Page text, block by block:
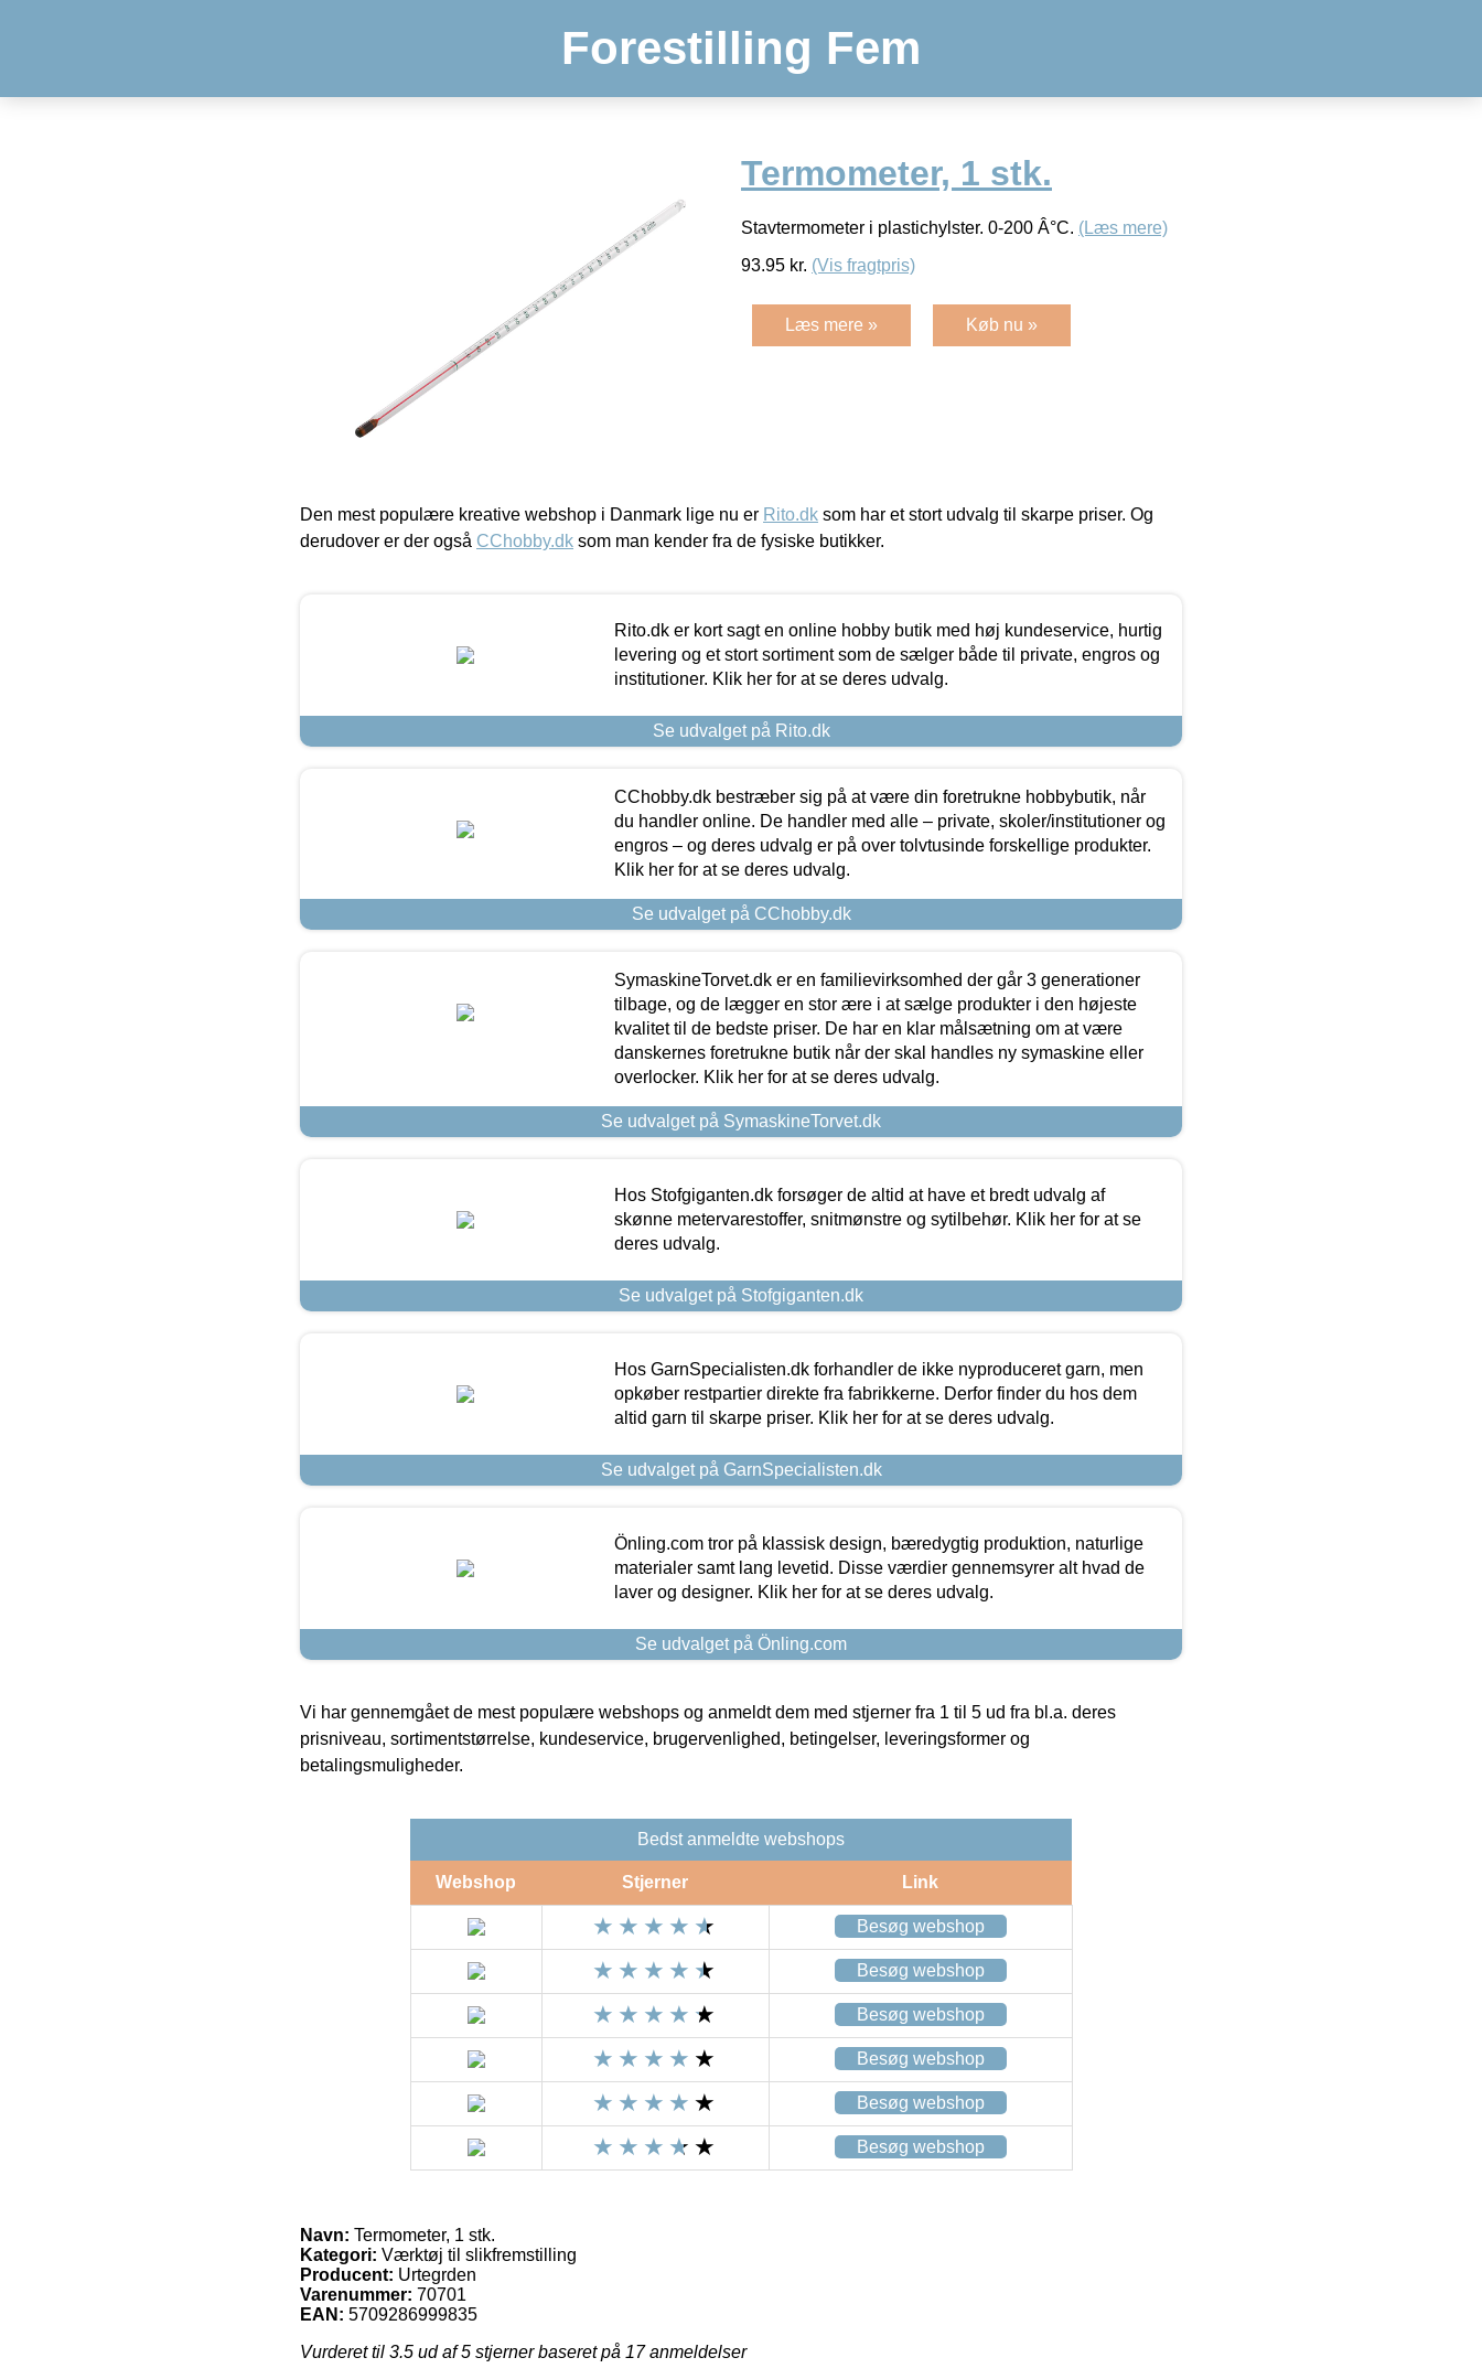
Forestilling Fem
Termometer, 1 stk.
Stavtermometer i plastichylster. 0-200 Â°C. (Læs mere)
93.95 kr. (Vis fragtpris)
Læs mere » Køb nu »
Den mest populære kreative webshop i Danmark lige nu er Rito.dk som har et stort udvalg til skarpe priser. Og
derudover er der også CChobby.dk som man kender fra de fysiske butikker.
Rito.dk er kort sagt en online hobby butik med høj kundeservice, hurtig
levering og et stort sortiment som de sælger både til private, engros og
institutioner. Klik her for at se deres udvalg.
Se udvalget på Rito.dk
CChobby.dk bestræber sig på at være din foretrukne hobbybutik, når
du handler online. De handler med alle – private, skoler/institutioner og
engros – og deres udvalg er på over tolvtusinde forskellige produkter.
Klik her for at se deres udvalg.
Se udvalget på CChobby.dk
SymaskineTorvet.dk er en familievirksomhed der går 3 generationer
tilbage, og de lægger en stor ære i at sælge produkter i den højeste
kvalitet til de bedste priser. De har en klar målsætning om at være
danskernes foretrukne butik når der skal handles ny symaskine eller
overlocker. Klik her for at se deres udvalg.
Se udvalget på SymaskineTorvet.dk
Hos Stofgiganten.dk forsøger de altid at have et bredt udvalg af
skønne metervarestoffer, snitmønstre og sytilbehør. Klik her for at se
deres udvalg.
Se udvalget på Stofgiganten.dk
Hos GarnSpecialisten.dk forhandler de ikke nyproduceret garn, men
opkøber restpartier direkte fra fabrikkerne. Derfor finder du hos dem
altid garn til skarpe priser. Klik her for at se deres udvalg.
Se udvalget på GarnSpecialisten.dk
Önling.com tror på klassisk design, bæredygtig produktion, naturlige
materialer samt lang levetid. Disse værdier gennemsyrer alt hvad de
laver og designer. Klik her for at se deres udvalg.
Se udvalget på Önling.com
Vi har gennemgået de mest populære webshops og anmeldt dem med stjerner fra 1 til 5 ud fra bl.a. deres
prisniveau, sortimentstørrelse, kundeservice, brugervenlighed, betingelser, leveringsformer og
betalingsmuligheder.
Bedst anmeldte webshops
Webshop Stjerner Link
Besøg webshop
Besøg webshop
Besøg webshop
Besøg webshop
Besøg webshop
Besøg webshop
Navn: Termometer, 1 stk.
Kategori: Værktøj til slikfremstilling
Producent: Urtegrden
Varenummer: 70701
EAN: 5709286999835
Vurderet til 3.5 ud af 5 stjerner baseret på 17anmeldelser